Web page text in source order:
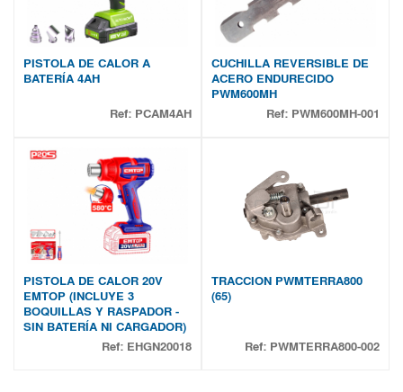
PISTOLA DE CALOR A
BATERÍA 4AH
Ref: PCAM4AH
CUCHILLA REVERSIBLE DE
ACERO ENDURECIDO
PWM600MH
Ref: PWM600MH-001
PISTOLA DE CALOR 20V
EMTOP (INCLUYE 3
BOQUILLAS Y RASPADOR -
SIN BATERÍA NI CARGADOR)
Ref: EHGN20018
TRACCION PWMTERRA800
(65)
Ref: PWMTERRA800-002